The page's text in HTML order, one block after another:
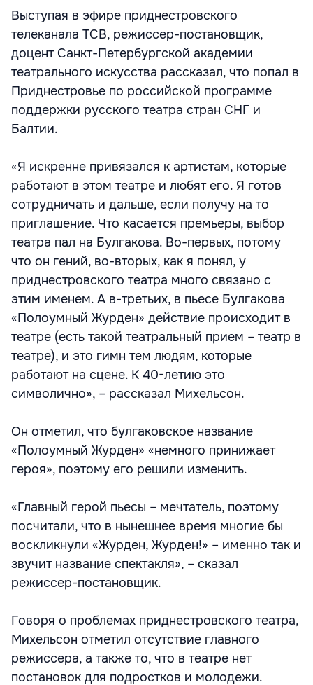
Выступая в эфире приднестровского
телеканала ТСВ, режиссер-постановщик,
доцент Санкт-Петербургской академии
театрального искусства рассказал, что попал в
Приднестровье по российской программе
поддержки русского театра стран СНГ и
Балтии.
«Я искренне привязался к артистам, которые
работают в этом театре и любят его. Я готов
сотрудничать и дальше, если получу на то
приглашение. Что касается премьеры, выбор
театра пал на Булгакова. Во-первых, потому
что он гений, во-вторых, как я понял, у
приднестровского театра много связано с
этим именем. А в-третьих, в пьесе Булгакова
«Полоумный Журден» действие происходит в
театре (есть такой театральный прием – театр в
театре), и это гимн тем людям, которые
работают на сцене. К 40-летию это
символично», – рассказал Михельсон.
Он отметил, что булгаковское название
«Полоумный Журден» «немного принижает
героя», поэтому его решили изменить.
«Главный герой пьесы – мечтатель, поэтому
посчитали, что в нынешнее время многие бы
воскликнули «Журден, Журден!» – именно так и
звучит название спектакля», – сказал
режиссер-постановщик.
Говоря о проблемах приднестровского театра,
Михельсон отметил отсутствие главного
режиссера, а также то, что в театре нет
постановок для подростков и молодежи.